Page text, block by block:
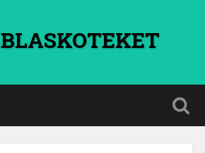
BLASKOTEKET